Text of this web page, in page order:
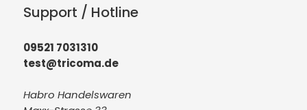
Support / Hotline
09521 7031310
test@tricoma.de
Habro Handelswaren